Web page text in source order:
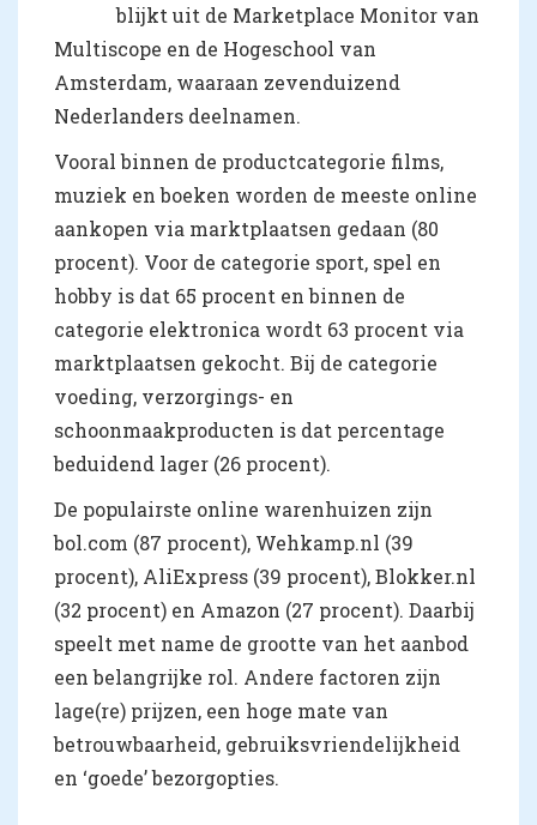
blijkt uit de Marketplace Monitor van
Multiscope en de Hogeschool van
Amsterdam, waaraan zevenduizend
Nederlanders deelnamen.
Vooral binnen de productcategorie films,
muziek en boeken worden de meeste online
aankopen via marktplaatsen gedaan (80
procent). Voor de categorie sport, spel en
hobby is dat 65 procent en binnen de
categorie elektronica wordt 63 procent via
marktplaatsen gekocht. Bij de categorie
voeding, verzorgings- en
schoonmaakproducten is dat percentage
beduidend lager (26 procent).
De populairste online warenhuizen zijn
bol.com (87 procent), Wehkamp.nl (39
procent), AliExpress (39 procent), Blokker.nl
(32 procent) en Amazon (27 procent). Daarbij
speelt met name de grootte van het aanbod
een belangrijke rol. Andere factoren zijn
lage(re) prijzen, een hoge mate van
betrouwbaarheid, gebruiksvriendelijkheid
en ‘goede’ bezorgopties.